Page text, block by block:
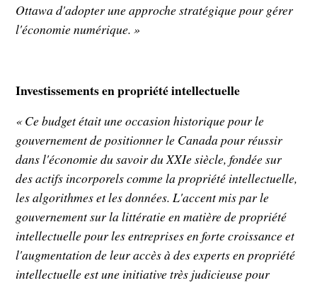
Ottawa d'adopter une approche stratégique pour gérer
l'économie numérique. »
Investissements en propriété intellectuelle
« Ce budget était une occasion historique pour le
gouvernement de positionner le Canada pour réussir
dans l'économie du savoir du XXIe siècle, fondée sur
des actifs incorporels comme la propriété intellectuelle,
les algorithmes et les données. L'accent mis par le
gouvernement sur la littératie en matière de propriété
intellectuelle pour les entreprises en forte croissance et
l'augmentation de leur accès à des experts en propriété
intellectuelle est une initiative très judicieuse pour